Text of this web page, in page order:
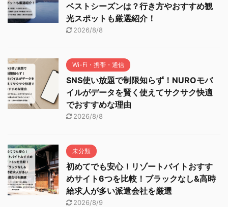
ベストシーズンは？行き方やおすすめ観
光スポットも厳選紹介！
2026/8/8
Wi-Fi・携帯・通信
SNS使い放題で制限知らず！NUROモバ
イルがデータを賢く使えてサクサク快適
でおすすめな理由
2026/8/8
未分類
初めてでも安心！リゾートバイトおすす
めサイト6つを比較！ブラックなし&高時
給求人が多い派遣会社を厳選
2026/8/9